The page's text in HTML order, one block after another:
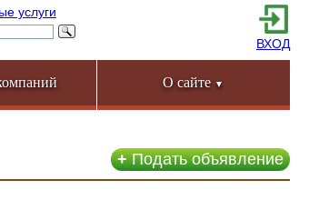
услуги
ВХОД
О сайте ▼
+Подать объявление